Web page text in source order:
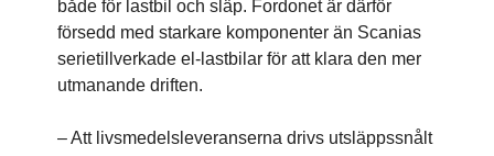
både för lastbil och släp. Fordonet är därför
försedd med starkare komponenter än Scanias
serietillverkade el-lastbilar för att klara den mer
utmanande driften.
– Att livsmedelsleveranserna drivs utsläppssnålt